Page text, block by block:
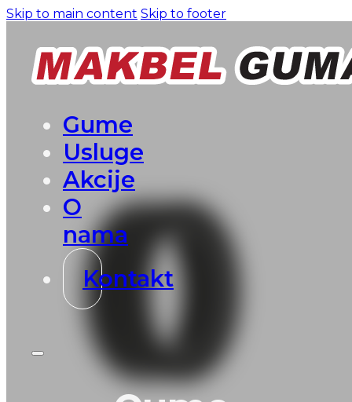
Skip to main content Skip to footer
Gume
Usluge
Akcije
O
nama
Kontakt